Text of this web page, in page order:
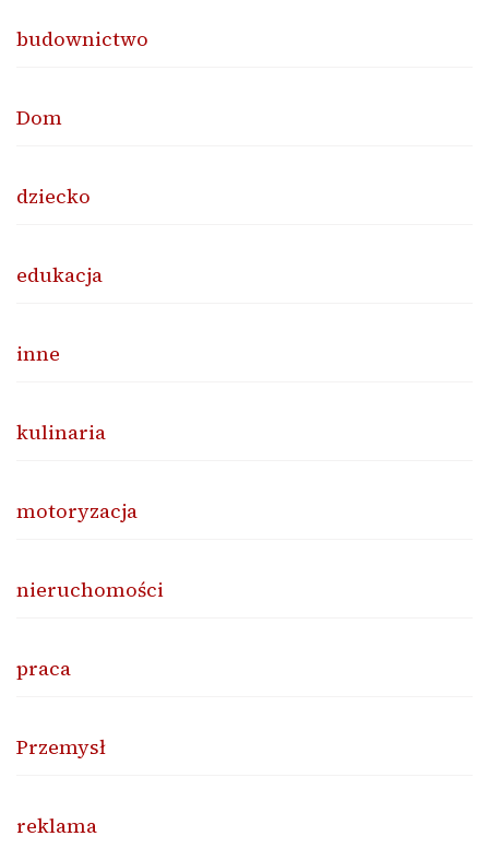
budownictwo
Dom
dziecko
edukacja
inne
kulinaria
motoryzacja
nieruchomości
praca
Przemysł
reklama